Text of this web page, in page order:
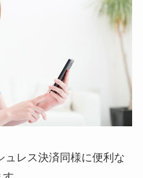
ュレス決済同様に便利な